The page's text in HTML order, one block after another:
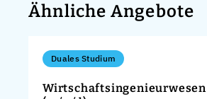
Ähnliche Angebote
Duales Studium
Wirtschaftsingenieurwesen